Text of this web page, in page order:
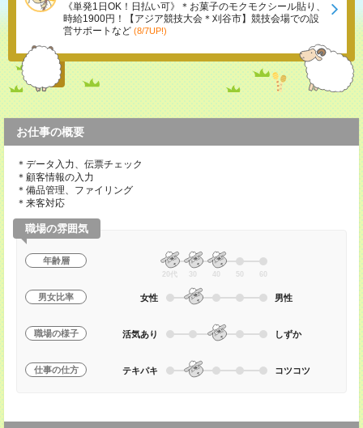
《単発1日OK！日払い可》＊お菓子のモクモクシール貼り、
時給1900円！【アジア競技大会＊刈谷市】競技会場での設
営サポートなど (8/7UP!)
お仕事の概要
＊データ入力、伝票チェック
＊顧客情報の入力
＊備品管理、ファイリング
＊来客対応
職場の雰囲気
年齢層
20代 30 40 50 60
男女比率 女性 男性
職場の様子 活気あり しずか
仕事の仕方 テキパキ コツコツ